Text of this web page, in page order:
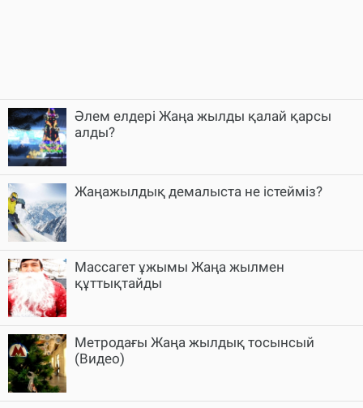
Әлем елдері Жаңа жылды қалай қарсы
алды?
Жаңажылдық демалыста не істейміз?
Массагет ұжымы Жаңа жылмен
құттықтайды
Метродағы Жаңа жылдық тосынсый
(Видео)